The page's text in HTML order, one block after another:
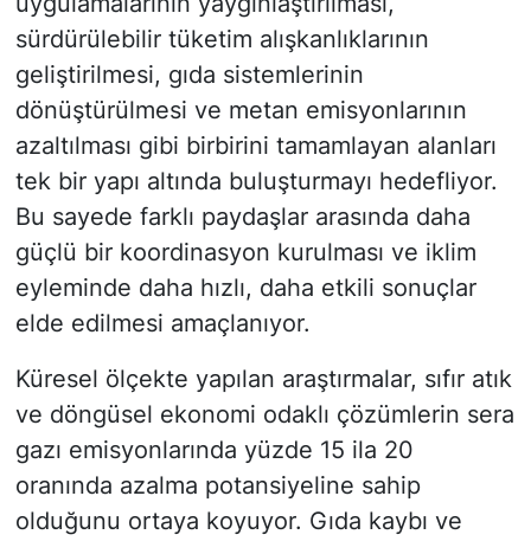
sürdürülebilir tüketim alışkanlıklarının
geliştirilmesi, gıda sistemlerinin
dönüştürülmesi ve metan emisyonlarının
azaltılması gibi birbirini tamamlayan alanları
tek bir yapı altında buluşturmayı hedefliyor.
Bu sayede farklı paydaşlar arasında daha
güçlü bir koordinasyon kurulması ve iklim
eyleminde daha hızlı, daha etkili sonuçlar
elde edilmesi amaçlanıyor.
Küresel ölçekte yapılan araştırmalar, sıfır atık
ve döngüsel ekonomi odaklı çözümlerin sera
gazı emisyonlarında yüzde 15 ila 20
oranında azalma potansiyeline sahip
olduğunu ortaya koyuyor. Gıda kaybı ve